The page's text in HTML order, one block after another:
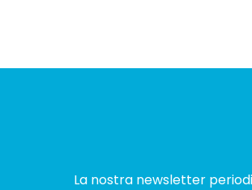
La nostra newsletter